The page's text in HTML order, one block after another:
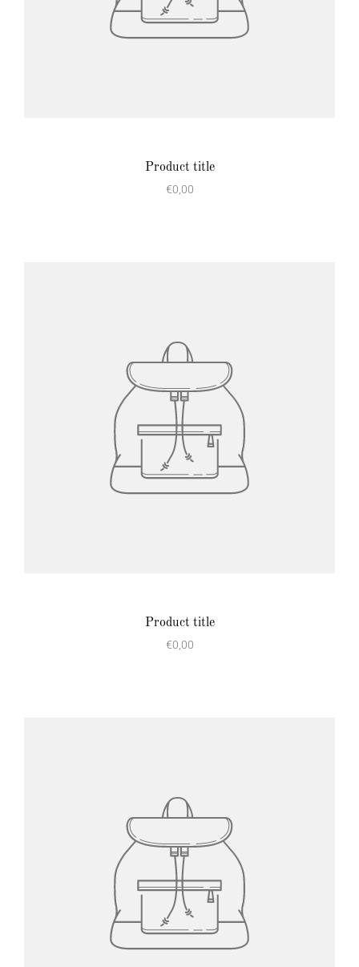
Product title
€0,00
Product title
€0,00